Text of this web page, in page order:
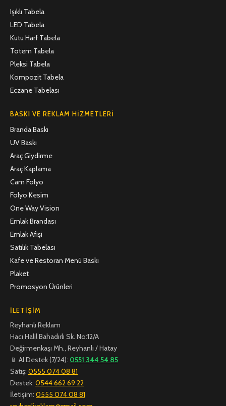
Işıklı Tabela
LED Tabela
Kutu Harf Tabela
Totem Tabela
Pleksi Tabela
Kompozit Tabela
Eczane Tabelası
BASKI VE REKLAM HIZMETLERI
Branda Baskı
UV Baskı
Araç Giydirme
Araç Kaplama
Cam Folyo
Folyo Kesim
One Way Vision
Emlak Brandası
Emlak Afişi
Satılık Tabelası
Kafe ve Restoran Menü Baskı
Plaket
Promosyon Ürünleri
İLETIŞIM
Reyhanlı Reklam
Hacı Halil Bahadırlı Sk. No:12/A
Değirmenkaşı Mh., Reyhanlı / Hatay
📱 AI Destek (7/24): 0551 344 54 85
Satış: 0555 074 08 81
Destek: 0544 662 69 22
İletişim: 0555 074 08 81